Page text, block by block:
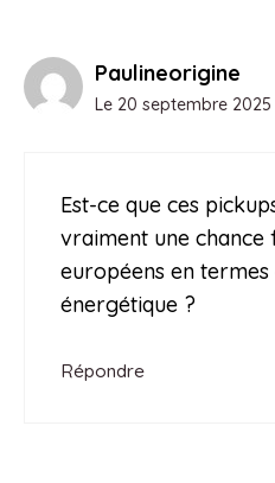
Paulineorigine
Le 20 septembre 2025
Est-ce que ces
vraiment une chance
européens en termes
énergétique ?
Répondre